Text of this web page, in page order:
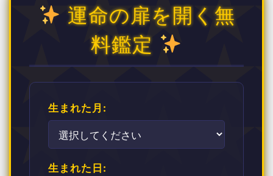
運命の扉を開く無
料鑑定
生まれた月:
生まれた日: